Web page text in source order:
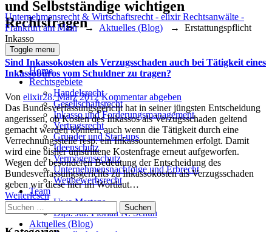
und Selbstständige wichtigen
Rechtsfragen
Toggle menu
Home
Rechtsgebiete
Handelsrecht
Gesellschaftsrecht
Inkasso und Forderungsmanagement
Vertragsrecht
Gründer und Start-ups
Ideenschutz
Vermögensschutz
Unternehmensnachfolge und Erbrecht
Wettbewerbsrecht
Team
Uwe Martens
Dipl. Jur. Florian N. Schuh
Aktuelles (Blog)
Unternehmensrecht & Wirtschaftsrecht - elixir Rechtsanwälte -
Frankfurt am Main → Aktuelles (Blog) → Erstattungspflicht
Inkasso
Sind Inkassokosten als Verzugsschaden auch bei Tätigkeit eines
Inkassobüros vom Schuldner zu tragen?
Author
Von elixirPosted
on
28. März 2012 Kommentar abgeben
Das Bundesverfassungsgericht hat in seiner jüngsten Entscheidung
angerissen, ob Kosten des Inkassos als Verzugsschaden geltend
gemacht werden können, auch wenn die Tätigkeit durch eine
Verrechnungsstelle resp. ein Inkassounternehmen erfolgt. Damit
wird eine bisher umstrittene Kostenfrage erneut aufgeworfen.
Wegen der besonderen Bedeutung der Entscheidung des
Bundesverfassungsgerichts zu Inkassokosten als Verzugsschaden
geben wir diese hier im Wortlaut…
Weiterlesen
Suchen
nach: